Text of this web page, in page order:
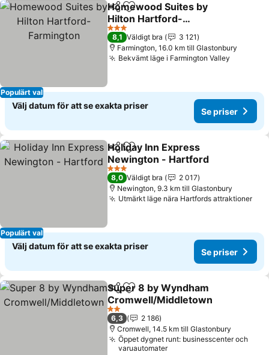
Populärt val
Dela Lägg till i Mina Favoriter
Homewood Suites by
Hilton Hartford-
Farmington
3 Stjärnor
8,1 Väldigt bra
3 121
Farmington, 16.0 km till Glastonbury
Bekvämt läge i Farmington Valley
Välj datum för att se exakta priser
Se priser
Populärt val
Dela Lägg till i Mina Favoriter
Holiday Inn Express
Newington - Hartford
3 Stjärnor
8,0 Väldigt bra
2 017
Newington, 9.3 km till Glastonbury
Utmärkt läge nära Hartfords attraktioner
Välj datum för att se exakta priser
Se priser
Dela Lägg till i Mina Favoriter
Super 8 by Wyndham
Cromwell/Middletown
2 Stjärnor
6,3
2 186
Cromwell, 14.5 km till Glastonbury
Öppet dygnet runt: businesscenter och
varuautomater